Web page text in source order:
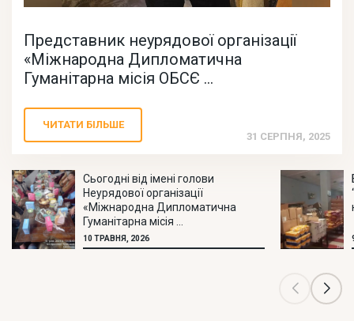
Представник неурядової організації
«Міжнародна Дипломатична
Гуманітарна місія ОБСЄ ...
ЧИТАТИ БІЛЬШЕ
31 СЕРПНЯ, 2025
Сьогодні від імені голови
Неурядової організації
«Міжнародна Дипломатична
Гуманітарна місія ...
10 ТРАВНЯ, 2026